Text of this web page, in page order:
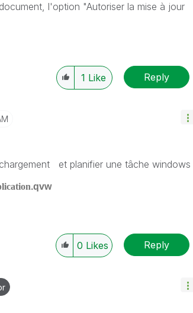
l'option "Autoriser la mise à jour
1 Like Reply
et planifier une tâche windows
.qvw
0 Likes Reply